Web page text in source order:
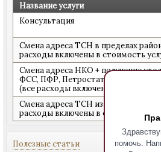
помочь.
Название услуги
Консультация
Смена адреса ТСН в пределах
расходы включены в стоимость
Смена адреса НКО + получение
ФСС, ПФР, Петростат
(все расходы включены в стоимость
Смена адреса ТСН из района в район
расходы включены в стоимость
Полезные статьи